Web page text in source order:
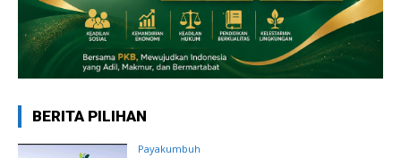
BERITA PILIHAN
Payakumbuh